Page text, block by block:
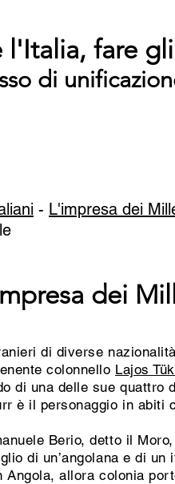
l'Italia, fare
di
- L'impresa dei
dei
di diverse
colonnello Lajos
di una delle sue quattro
è il personaggio in
Berio, detto il
di un’angolana e di
allora colonia